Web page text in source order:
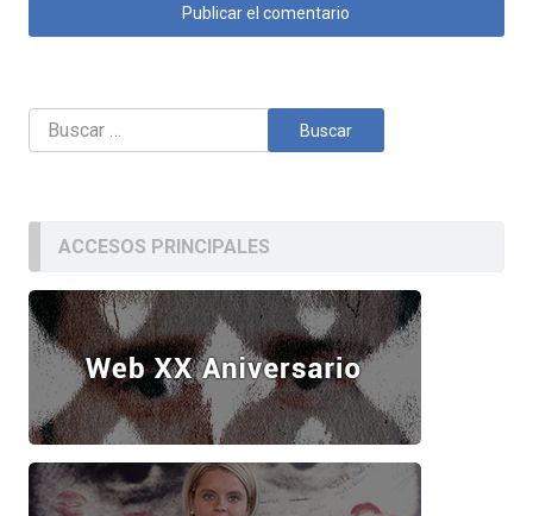
Buscar:
ACCESOS PRINCIPALES